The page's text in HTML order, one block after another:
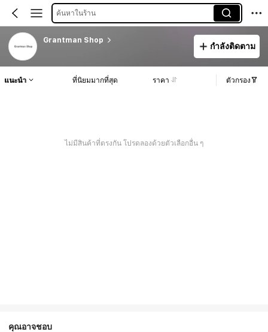
ค้นหาในร้าน
Grantman Shop
กำลังติดตาม
แนะนำ ที่นิยมมากที่สุด ราคา ตัวกรอง
ไม่มีสินค้าที่ตรงกัน โปรดลองด้วยตัวเลือกอื่น ๆ
คุณอาจชอบ